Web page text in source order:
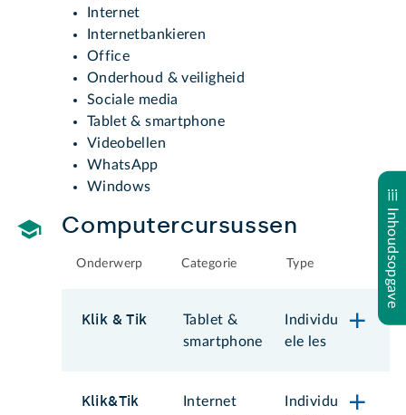
Inhoudsopgave
Internet
Internetbankieren
Office
Onderhoud & veiligheid
Sociale media
Tablet & smartphone
Videobellen
WhatsApp
Windows
Computercursussen
Onderwerp Categorie Type
Klik & Tik
Tablet &
smartphone
Individu
ele les
Klik&Tik Internet
Individu